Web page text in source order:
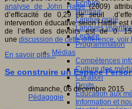
Ecriture
Humour
Langue orale
Langues vivantes
Lecture
Programmation
Médias
Compétences
Culture des
Curation
Droits
Education aux
Information et
analyse de John Hattie(2009)
d’efficacité de 0,29 (le seuil
intervention éducative selon Hattie
de l’effet des devoirs est de 0.
une discussion de cette différence, voir
En savoir plus...
Se construire un Espace
dimanche, 06 décembre 2015
Pédagogie